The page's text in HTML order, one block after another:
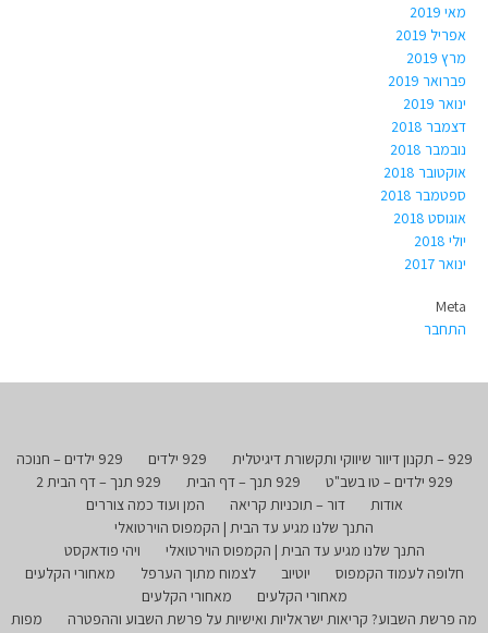
מאי 2019
אפריל 2019
מרץ 2019
פברואר 2019
ינואר 2019
דצמבר 2018
נובמבר 2018
אוקטובר 2018
ספטמבר 2018
אוגוסט 2018
יולי 2018
ינואר 2017
Meta
התחבר
929 – תקנון דיוור שיווקי ותקשורת דיגיטלית 929 ילדים
929 ילדים – חנוכה
929 ילדים – טו בשב"ט
929 תנך – דף הבית
929 תנך – דף הבית 2
אודות
דור – תוכניות קריאה
המן ועוד כמה צוררים
התנך שלנו מגיע עד הבית | הקמפוס הוירטואלי
התנך שלנו מגיע עד הבית | הקמפוס הוירטואלי
ויהי פודאקסט
חלופה לעמוד הקמפוס
יוטיוב לצמוח מתוך הערפל
מאחורי הקלעים
מאחורי הקלעים
מאחורי הקלעים
מה פרשת השבוע? קריאות ישראליות ואישיות על פרשת השבוע וההפטרה
מפות